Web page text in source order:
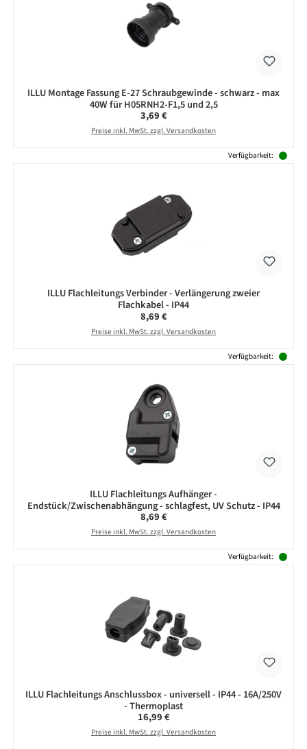
ILLU Montage Fassung E-27 Schraubgewinde - schwarz - max
40W für H05RNH2-F1,5 und 2,5
Regulärer Preis:
3,69 €
Preise inkl. MwSt. zzgl. Versandkosten
Verfügbarkeit:
ILLU Flachleitungs Verbinder - Verlängerung zweier
Flachkabel - IP44
Regulärer Preis:
8,69 €
Preise inkl. MwSt. zzgl. Versandkosten
Verfügbarkeit:
ILLU Flachleitungs Aufhänger -
Endstück/Zwischenabhängung - schlagfest, UV Schutz - IP44
Regulärer Preis:
8,69 €
Preise inkl. MwSt. zzgl. Versandkosten
Verfügbarkeit:
ILLU Flachleitungs Anschlussbox - universell - IP44 - 16A/250V
- Thermoplast
Regulärer Preis:
16,99 €
Preise inkl. MwSt. zzgl. Versandkosten